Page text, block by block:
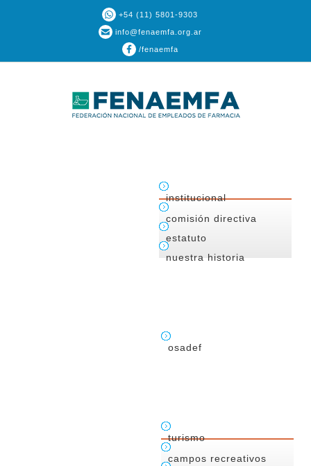
+54 (11) 5801-9303
info@fenaemfa.org.ar
/fenaemfa
institucional
comisión directiva
estatuto
nuestra historia
osadef
turismo
campos recreativos